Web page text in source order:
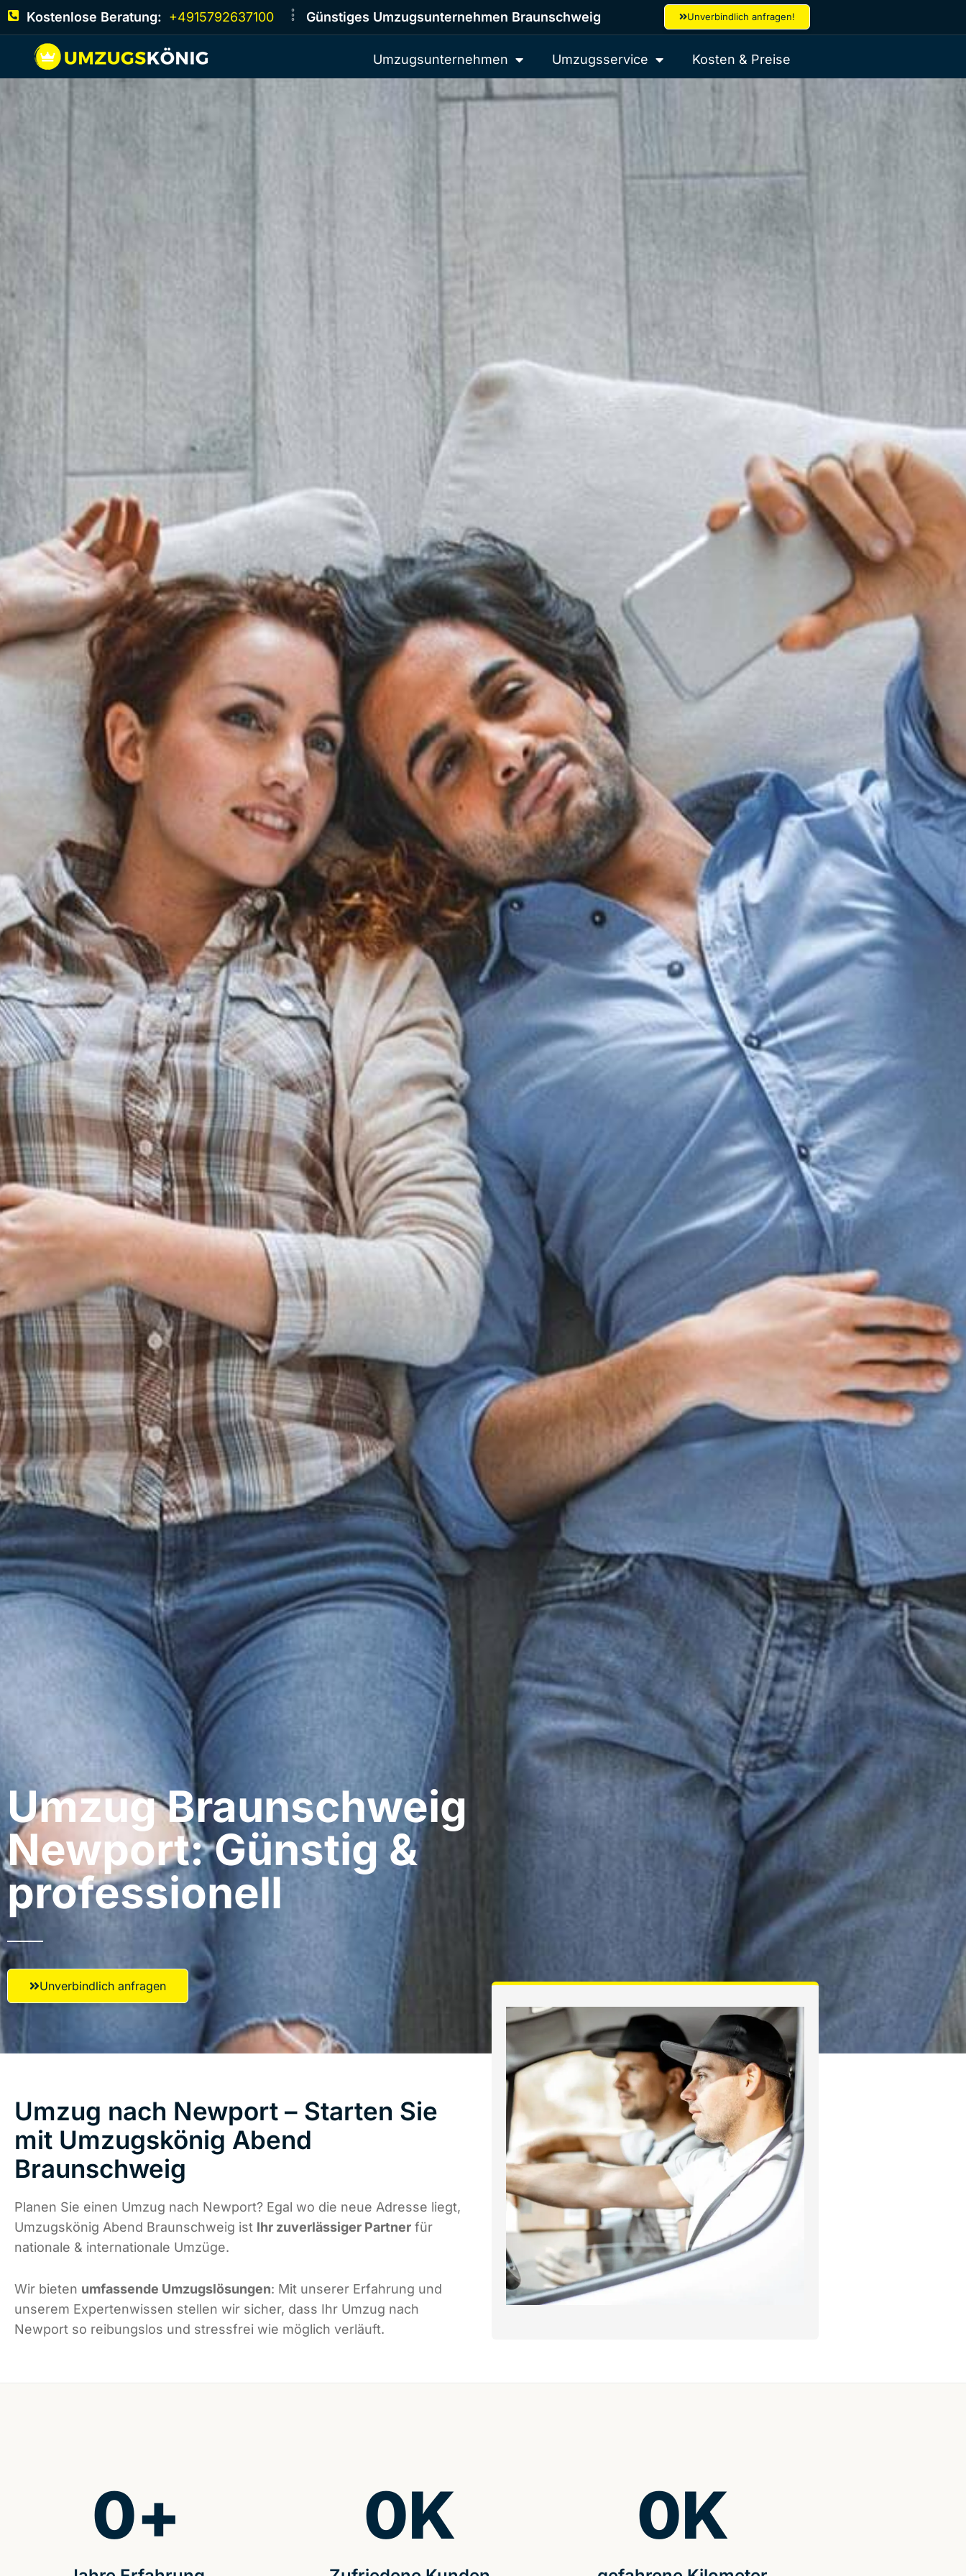
Kostenlose Beratung: +4915792637100 Günstiges Umzugsunternehmen Braunschweig Unverbindlich anfragen!
Umzugsunternehmen Umzugsservice Kosten & Preise
Umzug Braunschweig​
Newport: Günstig &
professionell​
Unverbindlich anfragen
Umzug nach Newport – Starten Sie
mit Umzugskönig Abend
Braunschweig
Planen Sie einen Umzug nach Newport? Egal wo die neue Adresse liegt,
Umzugskönig Abend Braunschweig ist Ihr zuverlässiger Partner für
nationale & internationale Umzüge.
Wir bieten umfassende Umzugslösungen: Mit unserer Erfahrung und
unserem Expertenwissen stellen wir sicher, dass Ihr Umzug nach
Newport so reibungslos und stressfrei wie möglich verläuft.
0+ 0K 0K